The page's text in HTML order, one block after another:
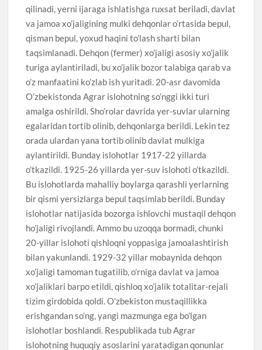
qilinadi, yerni ijaraga ishlatishga ruxsat beriladi, davlat
va jamoa xo’jaligining mulki dehqonlar o’rtasida bepul,
qisman bepul, yoxud haqini to’lash sharti bilan
taqsimlanadi. Dehqon (fermer) xo’jaligi asosiy xo’jalik
turiga aylantiriladi, bu xo’jalik bozor talabiga qarab va
o’z manfaatini ko’zlab ish yuritadi. 20-asr davomida
O’zbekistonda Agrar islohotning so’nggi ikki turi
amalga oshirildi. Sho’rolar davrida yer-suvlar ularning
egalaridan tortib olinib, dehqonlarga berildi. Lekin tez
orada ulardan yana tortib olinib davlat mulkiga
aylantirildi. Bunday islohotlar 1917-22 yillarda
o’tkazildi. 1925-26 yillarda yer-suv islohoti o’tkazildi.
Bu islohotlarda mahalliy boylarga qarashli yerlarning
bir qismi yersizlarga bepul taqsimlab berildi. Bunday
islohotlar natijasida bozorga ishlovchi mustaqil dehqon
ho’jaligi rivojlandi. Ammo bu uzoqqa bormadi, chunki
20-yillar islohoti qishloqni yoppasiga jamoalashtirish
bilan yakunlandi. 1929-32 yillar mobaynida dehqon
xo’jaligi tamoman tugatilib, o’rniga davlat va jamoa
xo’jaliklari barpo etildi, qishloq xo’jalik totalitar-rejali
tizim girdobida qoldi. O’zbekiston mustaqillikka
erishgandan so’ng, yangi mazmunga ega bo’lgan
islohotlar boshlandi. Respublikada tub Agrar
islohotning huquqiy asoslarini yaratadigan qonunlar